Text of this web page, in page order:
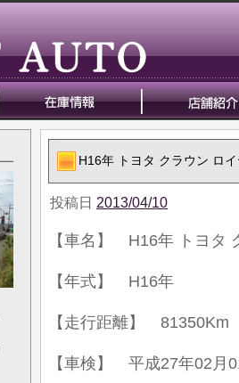
H16年 トヨタ クラウン ロ
投稿日 2013/04/10
【車名】 H16年 トヨタ
【年式】 H16年
【走行距離】 81350Km
【車検】 平成27年02月